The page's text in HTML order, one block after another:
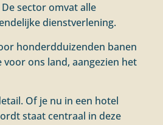
sector omvat alle
dienstverlening.
honderdduizenden banen
ons land, aangezien het
Of je nu in een hotel
staat centraal in deze